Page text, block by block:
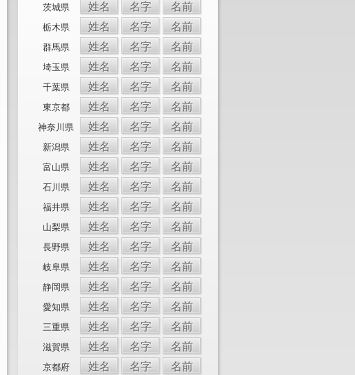
茨城県 姓名 名字 名前
栃木県 姓名 名字 名前
群馬県 姓名 名字 名前
埼玉県 姓名 名字 名前
千葉県 姓名 名字 名前
東京都 姓名 名字 名前
神奈川県 姓名 名字 名前
新潟県 姓名 名字 名前
富山県 姓名 名字 名前
石川県 姓名 名字 名前
福井県 姓名 名字 名前
山梨県 姓名 名字 名前
長野県 姓名 名字 名前
岐阜県 姓名 名字 名前
静岡県 姓名 名字 名前
愛知県 姓名 名字 名前
三重県 姓名 名字 名前
滋賀県 姓名 名字 名前
京都府 姓名 名字 名前